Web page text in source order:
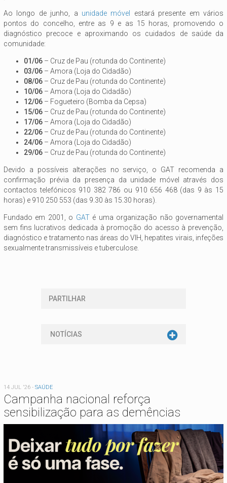
Ao longo de junho, a unidade móvel
estará presente em vários
pontos do concelho, entre as 9 e as 15 horas, promovendo o
diagnóstico precoce e aproximando os cuidados de saúde da
comunidade:
01/06 – Cruz de Pau (rotunda do Continente)
03/06 – Amora (Loja do Cidadão)
08/06 – Cruz de Pau (rotunda do Continente)
10/06 – Amora (Loja do Cidadão)
12/06 – Fogueteiro (Bomba da Cepsa)
15/06 – Cruz de Pau (rotunda do Continente)
17/06 – Amora (Loja do Cidadão)
22/06 – Cruz de Pau (rotunda do Continente)
24/06 – Amora (Loja do Cidadão)
29/06 – Cruz de Pau (rotunda do Continente)
Devido a possíveis alterações no serviço, o GAT recomenda a
confirmação prévia da presença da unidade móvel através dos
contactos telefónicos 910 382 786 ou 910 656 468 (das 9 às 15
horas) e 910 250 553 (das 9.30 às 15.30 horas).
Fundado em 2001, o GATé uma organização não governamental
sem fins lucrativos dedicada à promoção do acesso à prevenção,
diagnóstico e tratamento nas áreas do VIH, hepatites virais, infeções
sexualmente transmissíveis e tuberculose.
PARTILHAR
NOTÍCIAS
14 JUL '26 - SAÚDE
Campanha nacional reforça
sensibilização para as demências